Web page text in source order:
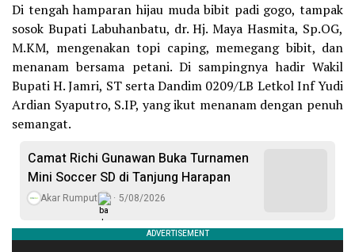
Di tengah hamparan hijau muda bibit padi gogo, tampak
sosok Bupati Labuhanbatu, dr. Hj. Maya Hasmita, Sp.OG,
M.KM, mengenakan topi caping, memegang bibit, dan
menanam bersama petani. Di sampingnya hadir Wakil
Bupati H. Jamri, ST serta Dandim 0209/LB Letkol Inf Yudi
Ardian Syaputro, S.IP, yang ikut menanam dengan penuh
semangat.
Camat Richi Gunawan Buka Turnamen
Mini Soccer SD di Tanjung Harapan
Akar Rumput 5/08/2026